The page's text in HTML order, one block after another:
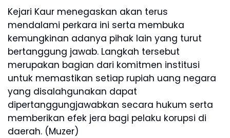
Kejari Kaur menegaskan akan terus
mendalami perkara ini serta membuka
kemungkinan adanya pihak lain yang turut
bertanggung jawab. Langkah tersebut
merupakan bagian dari komitmen institusi
untuk memastikan setiap rupiah uang negara
yang disalahgunakan dapat
dipertanggungjawabkan secara hukum serta
memberikan efek jera bagi pelaku korupsi di
daerah. (Muzer)